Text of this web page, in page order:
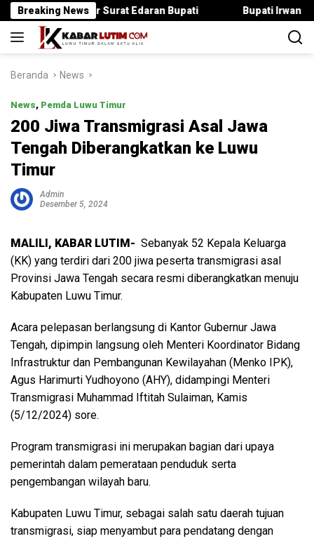
Langsung
ke
konten
Breaking News
Surat Edaran Bupati Bupati Irwan Serahkan
Beranda News
News, Pemda Luwu Timur
200 Jiwa Transmigrasi Asal Jawa
Tengah Diberangkatkan ke Luwu
Timur
Admin
Desember 5, 2024
MALILI, KABAR LUTIM- Sebanyak 52 Kepala Keluarga
(KK) yang terdiri dari 200 jiwa peserta transmigrasi asal
Provinsi Jawa Tengah secara resmi diberangkatkan menuju
Kabupaten Luwu Timur.
Acara pelepasan berlangsung di Kantor Gubernur Jawa
Tengah, dipimpin langsung oleh Menteri Koordinator Bidang
Infrastruktur dan Pembangunan Kewilayahan (Menko IPK),
Agus Harimurti Yudhoyono (AHY), didampingi Menteri
Transmigrasi Muhammad Iftitah Sulaiman, Kamis
(5/12/2024) sore.
Program transmigrasi ini merupakan bagian dari upaya
pemerintah dalam pemerataan penduduk serta
pengembangan wilayah baru.
Kabupaten Luwu Timur, sebagai salah satu daerah tujuan
transmigrasi, siap menyambut para pendatang dengan